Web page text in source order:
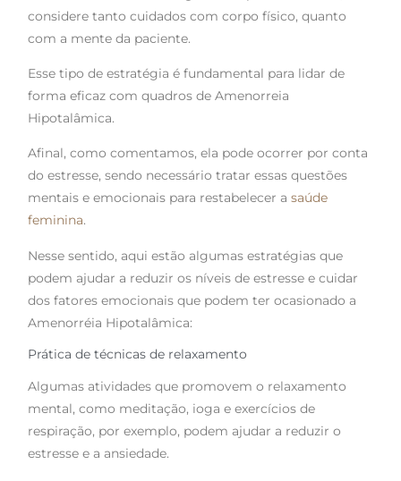
considere tanto cuidados com corpo físico, quanto
com a mente da paciente.
Esse tipo de estratégia é fundamental para lidar de
forma eficaz com quadros de Amenorreia
Hipotalâmica.
Afinal, como comentamos, ela pode ocorrer por conta
do estresse, sendo necessário tratar essas questões
mentais e emocionais para restabelecer asaúde
feminina.
Nesse sentido, aqui estão algumas estratégias que
podem ajudar a reduzir os níveis de estresse e cuidar
dos fatores emocionais que podem ter ocasionado a
Amenorréia Hipotalâmica:
Prática de técnicas de relaxamento
Algumas atividades que promovem o relaxamento
mental, como meditação, ioga e exercícios de
respiração, por exemplo, podem ajudar a reduzir o
estresse e a ansiedade.